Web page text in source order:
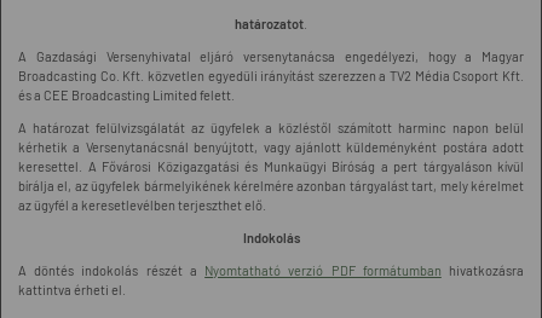
határozatot
A Gazdasági Versenyhivatal eljáró versenytanácsa engedélyezi, hogy a Magyar
Broadcasting Co. Kft. közvetlen egyedüli irányítást szerezzen a TV2 Média Csoport Kft.
és a CEE Broadcasting Limited felett.
A határozat felülvizsgálatát az ügyfelek a közléstől számított harminc napon belül
kérhetik a Versenytanácsnál benyújtott, vagy ajánlott küldeményként postára adott
keresettel. A Fővárosi Közigazgatási és Munkaügyi Bíróság a pert tárgyaláson kívül
bírálja el, az ügyfelek bármelyikének kérelmére azonban tárgyalást tart, mely kérelmet
az ügyfél a keresetlevélben terjeszthet elő.
Indokolás
A döntés indokolás részét a Nyomtatható verzió PDF formátumban hivatkozásra
kattintva érheti el.